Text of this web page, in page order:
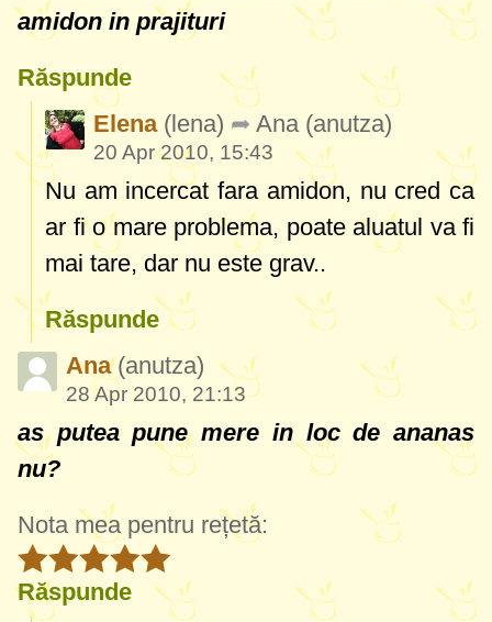
amidon in prajituri
Răspunde
Elena (lena) Ana (anutza)
20 Apr 2010, 15:43
Nu am incercat fara amidon, nu cred ca
ar fi o mare problema, poate aluatul va fi
mai tare, dar nu este grav..
Răspunde
Ana(anutza)
28 Apr 2010, 21:13
as putea pune mere in loc de ananas
nu?
Nota mea pentru rețetă:
Răspunde